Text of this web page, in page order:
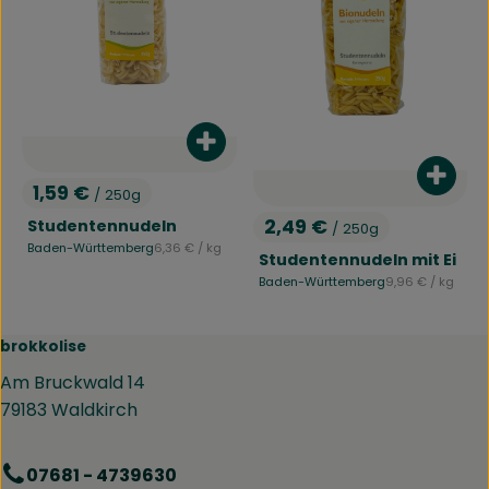
, Preis:
1,59 € / 250g
Studentennudeln
, Herkunft:
Baden-Württemberg, Referenzpreis:
6,36 € / kg
Produkt zum Warenkorb
, Preis:
2,49 € / 250g
Studentennudeln mit Ei
, Herkunft:
Baden-Württemberg, Referenzpreis:
9,96 € / kg
brokkolise
Am Bruckwald 14
79183 Waldkirch
07681 - 4739630